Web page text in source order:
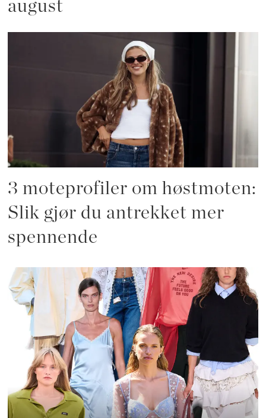
august
3 moteprofiler om høstmoten:
Slik gjør du antrekket mer
spennende